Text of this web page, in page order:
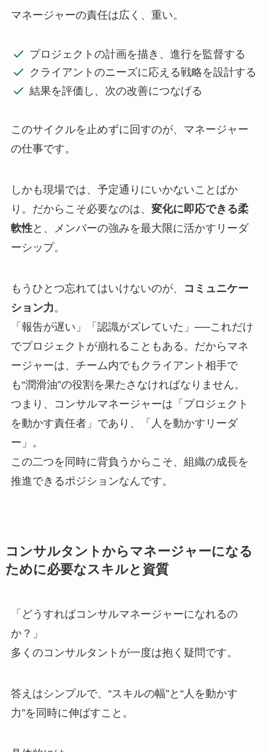
マネージャーの責任は広く、重い。
プロジェクトの計画を描き、進行を監督する
クライアントのニーズに応える戦略を設計する
結果を評価し、次の改善につなげる
このサイクルを止めずに回すのが、マネージャー
の仕事です。
しかも現場では、予定通りにいかないことばか
り。だからこそ必要なのは、 変化に即応できる柔
軟性と、メンバーの強みを最大限に活かすリーダ
ーシップ。
もうひとつ忘れてはいけないのが、
コミュニケー
ション力。
「報告が遅い」「認識がズレていた」──これだけ
でプロジェクトが崩れることもある。だからマネ
ージャーは、チーム内でもクライアント相手で
も“潤滑油”の役割を果たさなければなりません。
つまり、コンサルマネージャーは「プロジェクト
を動かす責任者」であり、「人を動かすリーダ
ー」。
この二つを同時に背負うからこそ、組織の成長を
推進できるポジションなんです。
コンサルタントからマネージャーになる
ために必要なスキルと資質
「どうすればコンサルマネージャーになれるの
か？」
多くのコンサルタントが一度は抱く疑問です。
答えはシンプルで、“スキルの幅”と“人を動かす
力”を同時に伸ばすこと。